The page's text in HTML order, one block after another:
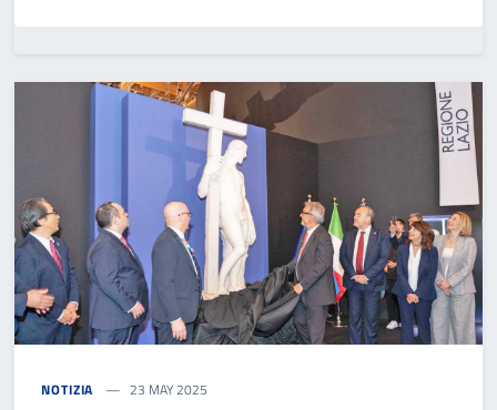
NOTIZIA 23 MAY 2025